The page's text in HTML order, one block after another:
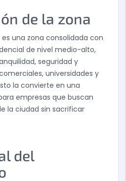
de la zona
una zona consolidada con
de nivel medio-alto,
seguridad y
universidades y
la convierte en una
empresas que buscan
la ciudad sin sacrificar
del